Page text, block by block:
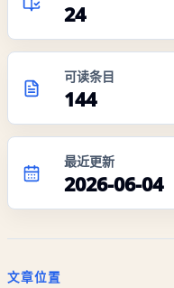
24
可读条目
144
最近更新
2026-06-04
文章位置